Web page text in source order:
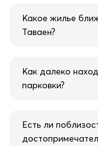
Какое жилье
Таваен?
Как далеко
парковки?
Есть ли